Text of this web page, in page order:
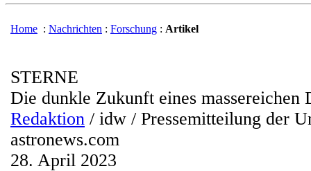
Home : Nachrichten : Forschung : Artikel
STERNE
Die dunkle Zukunft eines massereichen
Redaktion / idw / Pressemitteilung der
astronews.com
28. April 2023